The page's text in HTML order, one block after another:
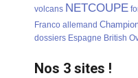
volcans NETCOUPE
Franco allemand
dossiers Espagne British
Nos 3 sites !